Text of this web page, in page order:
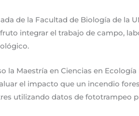
de la Facultad de Biología de la
integrar el trabajo de campo,
la Maestría en Ciencias en
el impacto que un incendio
utilizando datos de fototrampeo